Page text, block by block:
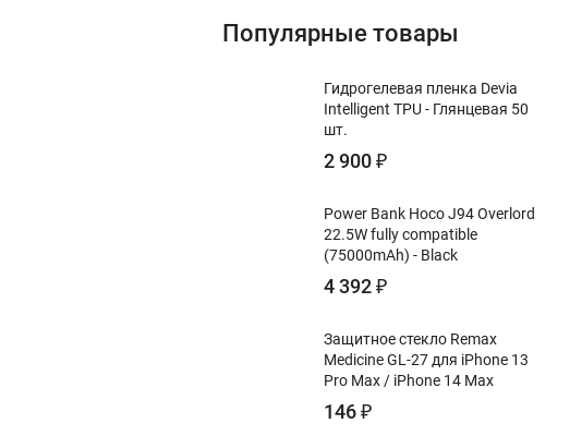
Популярные товары
Гидрогелевая пленка Devia
Intelligent TPU - Глянцевая 50
шт.
2 900₽
Power Bank Hoco J94 Overlord
22.5W fully compatible
(75000mAh) - Black
4 392₽
Защитное стекло Remax
Medicine GL-27 для iPhone 13
Pro Max / iPhone 14 Max
146₽